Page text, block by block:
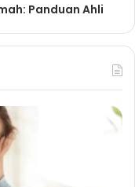
Panduan Ahli